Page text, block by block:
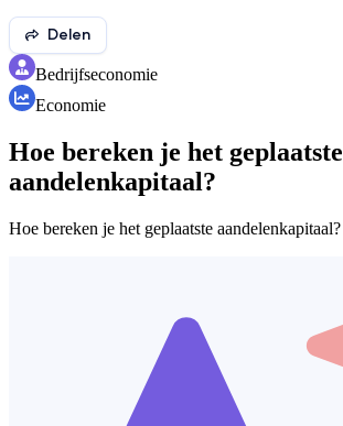
Delen
Bedrijfseconomie
Economie
Hoe bereken je het geplaatste
aandelenkapitaal?
Hoe bereken je het geplaatste aandelenkapitaal?